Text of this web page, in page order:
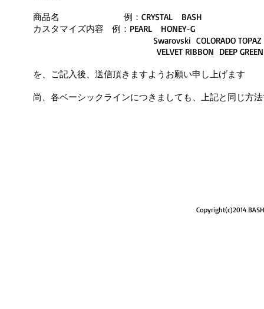
商品名 例：CRYSTAL BASH
カスタマイズ内容 例：PEARL HONEY-G
Swarovski COLORADO TOPAZ
VELVET RIBBON DEEP GREEN
を、ご記入後、送信頂きますようお願い申し上げます
尚、各ベーシックラインにつきましても、上記と同じ方
Copyright(c)2014